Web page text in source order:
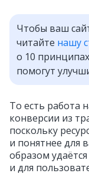
Чтобы ваш
читайте нашу
о 10
помогут
То есть работа
конверсии из
поскольку
и понятнее для
образом
и для